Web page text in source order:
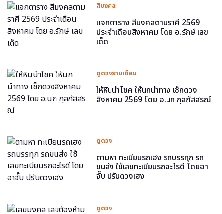
สีมงคล
แจกตาราง สีมงคลตามราศี 2569
ประจำเดือนสิงหาคม โดย อ.รักษ์ เลข
เด็ด
ดูดวงรายเดือน
ให้หินนำโชค ให้นกนำทาง เช็กดวง
สิงหาคม 2569 โดย อ.นก กุลภัสสรณ์
ดูดวง
ตามหา ทะเบียนรถเฮง รถบรรทุก รถ
ขนส่ง ใช้เลขทะเบียนรถอะไรดี โดยอา
จั๊บ ปรับดวงเฮง
ดูดวง